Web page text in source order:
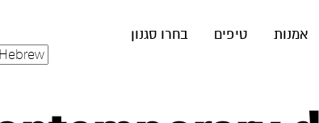
אמנות טיפים
בחרו סגנון